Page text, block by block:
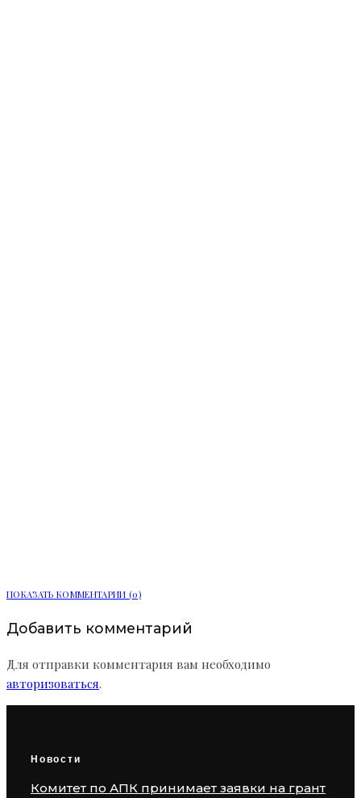
ПОКАЗАТЬ КОММЕНТАРИИ (0)
Добавить комментарий
Для отправки комментария вам необходимо
авторизоваться.
Новости
Комитет по АПК принимает заявки на грант